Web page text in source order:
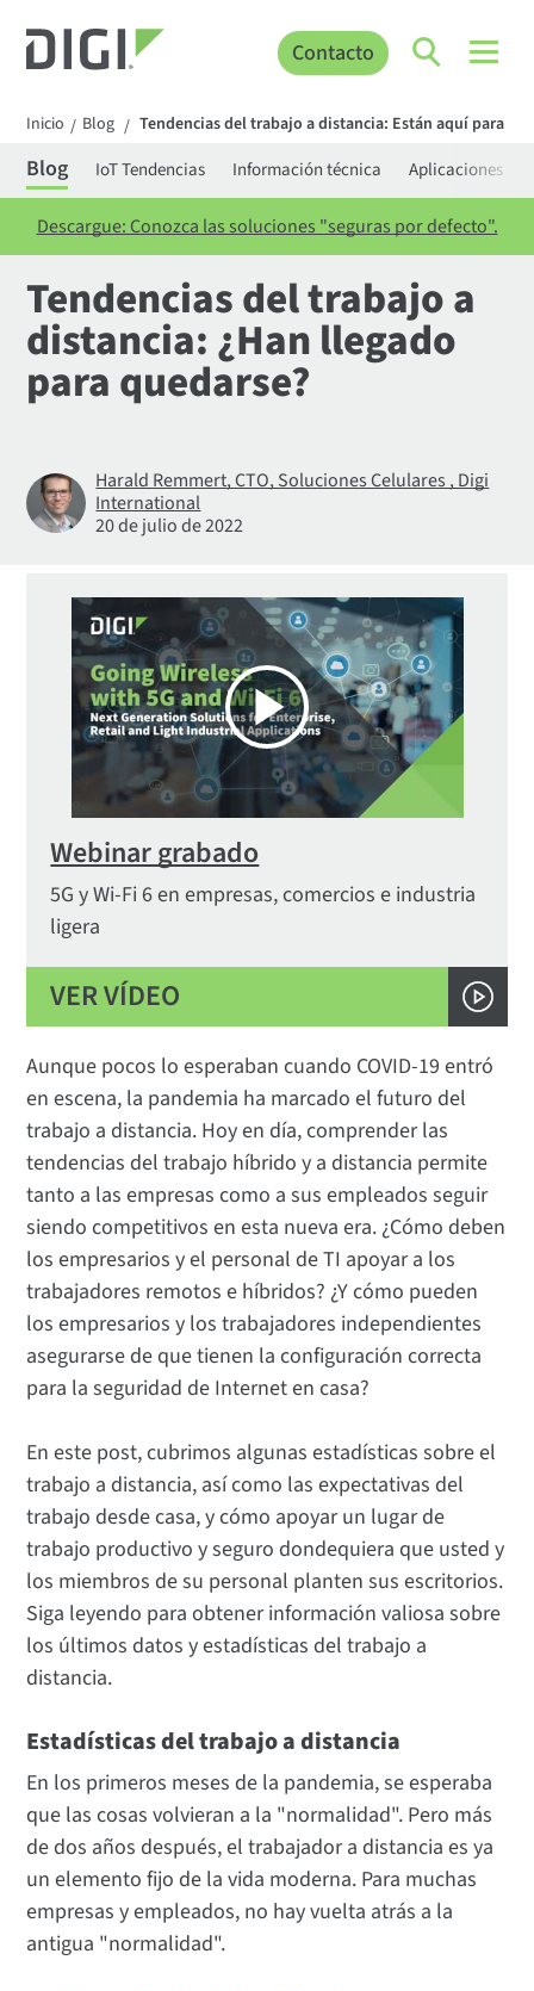
Contacto
Inicio / Blog / Tendencias del trabajo a distancia: Están aquí para
Blog IoT Tendencias Información técnica Aplicaciones
Descargue: Conozca las soluciones "seguras por defecto".
Tendencias del trabajo a
distancia: ¿Han llegado
para quedarse?
Harald Remmert, CTO, Soluciones Celulares , Digi
International
20 de julio de 2022
Webinar grabado
5G y Wi-Fi 6 en empresas, comercios e industria
ligera
VER VÍDEO
Aunque pocos lo esperaban cuando COVID-19 entró
en escena, la pandemia ha marcado el futuro del
trabajo a distancia. Hoy en día, comprender las
tendencias del trabajo híbrido y a distancia permite
tanto a las empresas como a sus empleados seguir
siendo competitivos en esta nueva era. ¿Cómo deben
los empresarios y el personal de TI apoyar a los
trabajadores remotos e híbridos? ¿Y cómo pueden
los empresarios y los trabajadores independientes
asegurarse de que tienen la configuración correcta
para la seguridad de Internet en casa?
En este post, cubrimos algunas estadísticas sobre el
trabajo a distancia, así como las expectativas del
trabajo desde casa, y cómo apoyar un lugar de
trabajo productivo y seguro dondequiera que usted y
los miembros de su personal planten sus escritorios.
Siga leyendo para obtener información valiosa sobre
los últimos datos y estadísticas del trabajo a
distancia.
Estadísticas del trabajo a distancia
En los primeros meses de la pandemia, se esperaba
que las cosas volvieran a la "normalidad". Pero más
de dos años después, el trabajador a distancia es ya
un elemento fijo de la vida moderna. Para muchas
empresas y empleados, no hay vuelta atrás a la
antigua "normalidad".